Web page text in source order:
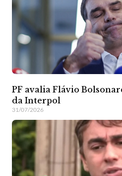
PF avalia Flávio
da Interpol
31/07/2026